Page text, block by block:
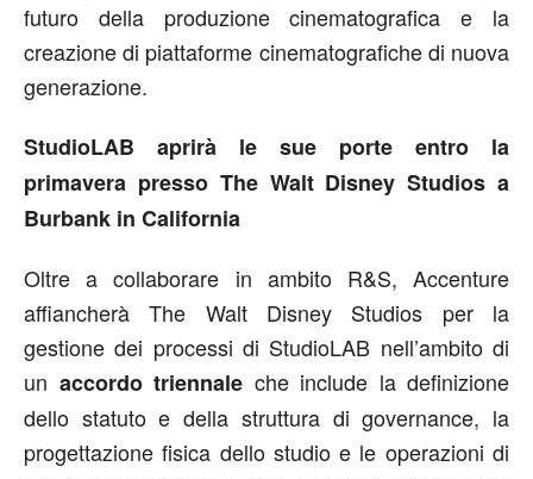
futuro della produzione cinematografica e la
creazione di piattaforme cinematografiche di nuova
generazione.
StudioLAB aprirà le sue porte entro la
primavera presso The Walt Disney Studios a
Burbank in California
Oltre a collaborare in ambito R&S, Accenture
affiancherà The Walt Disney Studios per la
gestione dei processi di StudioLAB nell’ambito di
un accordo triennale che include la definizione
dello statuto e della struttura di governance, la
progettazione fisica dello studio e le operazioni di